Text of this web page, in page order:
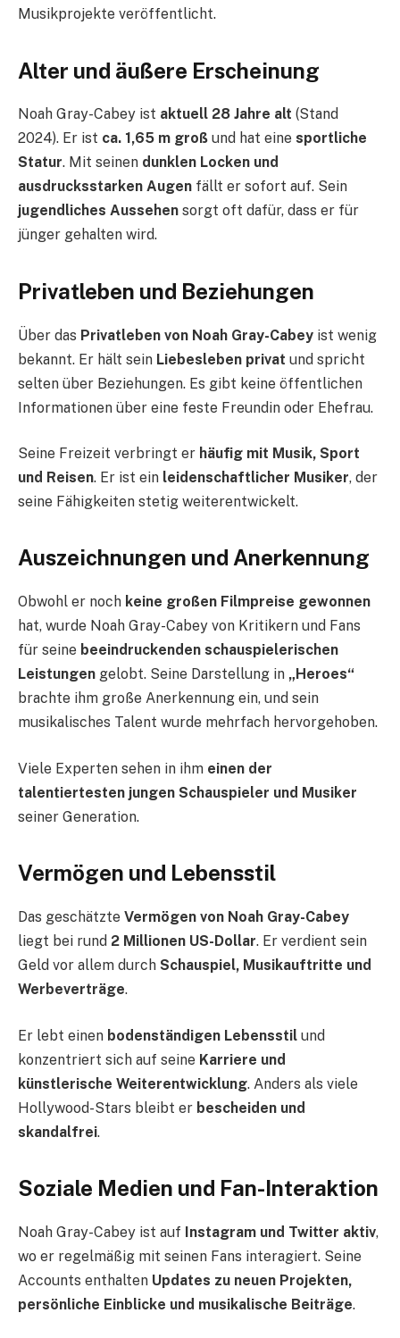
Musikprojekte veröffentlicht.
Alter und äußere Erscheinung
Noah Gray-Cabey ist aktuell 28 Jahre alt (Stand
2024). Er ist ca. 1,65 m groß und hat eine sportliche
Statur. Mit seinen dunklen Locken und
ausdrucksstarken Augen fällt er sofort auf. Sein
jugendliches Aussehen sorgt oft dafür, dass er für
jünger gehalten wird.
Privatleben und Beziehungen
Über das Privatleben von Noah Gray-Cabey ist wenig
bekannt. Er hält sein Liebesleben privat und spricht
selten über Beziehungen. Es gibt keine öffentlichen
Informationen über eine feste Freundin oder Ehefrau.
Seine Freizeit verbringt er häufig mit Musik, Sport
und Reisen. Er ist ein leidenschaftlicher Musiker, der
seine Fähigkeiten stetig weiterentwickelt.
Auszeichnungen und Anerkennung
Obwohl er noch keine großen Filmpreise gewonnen
hat, wurde Noah Gray-Cabey von Kritikern und Fans
für seine beeindruckenden schauspielerischen
Leistungen gelobt. Seine Darstellung in „Heroes“
brachte ihm große Anerkennung ein, und sein
musikalisches Talent wurde mehrfach hervorgehoben.
Viele Experten sehen in ihm einen der
talentiertesten jungen Schauspieler und Musiker
seiner Generation.
Vermögen und Lebensstil
Das geschätzte Vermögen von Noah Gray-Cabey
liegt bei rund 2 Millionen US-Dollar. Er verdient sein
Geld vor allem durch Schauspiel, Musikauftritte und
Werbeverträge.
Er lebt einen bodenständigen Lebensstil und
konzentriert sich auf seine Karriere und
künstlerische Weiterentwicklung. Anders als viele
Hollywood-Stars bleibt er bescheiden und
skandalfrei.
Soziale Medien und Fan-Interaktion
Noah Gray-Cabey ist auf Instagram und Twitter aktiv,
wo er regelmäßig mit seinen Fans interagiert. Seine
Accounts enthalten Updates zu neuen Projekten,
persönliche Einblicke und musikalische Beiträge.